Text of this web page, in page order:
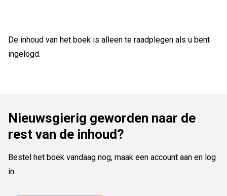
De inhoud van het boek is alleen te raadplegen als u bent
ingelogd.
Nieuwsgierig geworden naar de
rest van de inhoud?
Bestel het boek vandaag nog, maak een account aan en log
in.